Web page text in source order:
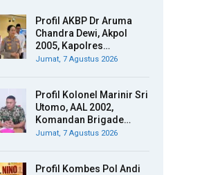
Profil AKBP Dr Aruma
Chandra Dewi, Akpol
2005, Kapolres…
Jumat, 7 Agustus 2026
Profil Kolonel Marinir Sri
Utomo, AAL 2002,
Komandan Brigade…
Jumat, 7 Agustus 2026
Profil Kombes Pol Andi